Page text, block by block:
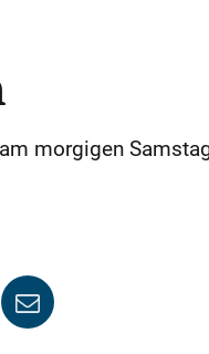
morgigen